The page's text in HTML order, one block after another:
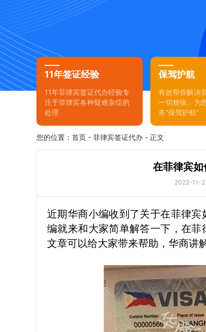
11年签证经验
11年菲律宾签证代办经验专
注于菲律宾各种疑难杂症的
处理
保驾护航
有效帮你解决
一切烦恼。为
务“保驾护航”
您的位置： 首页 - 菲律宾签证代办 - 正文
在菲律宾
2022-11-
近期华商小编收到了关于在菲律
编就来和大家简单解答一下，在
文章可以给大家带来帮助，华商讲